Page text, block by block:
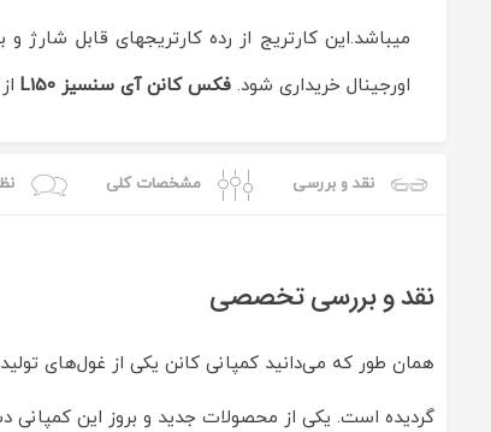
میباشد.این کارتریج از رده کارتریجهای قابل شارژ
اورجینال خریداری شود. فکس کانن آی سنسيز L150
نقد و بررسی مشخصات کلی
نقد و بررسی تخصصی
همان طور که می‌دانید کمپانی کانن یکی از غول‌های